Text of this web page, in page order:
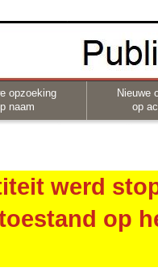
opzoeking
naam
Nieuwe
op
werd
op